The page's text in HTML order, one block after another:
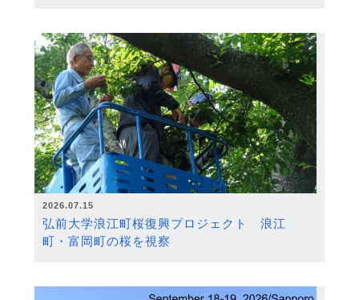
2026.07.15
弘前大学浪江町桜復興プロジェクト 浪江
町・富岡町の桜を視察